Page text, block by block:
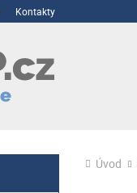
Kontakty
Úvod